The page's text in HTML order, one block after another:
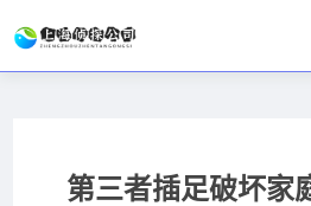
第三者插足破坏家